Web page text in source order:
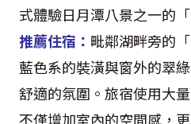
式體驗日月潭八景之一的
推薦住宿： 毗鄰湖畔旁的
藍色系的裝潢與窗外的翠
舒適的氛圍。旅宿使用大
不僅增加室內的空間感，